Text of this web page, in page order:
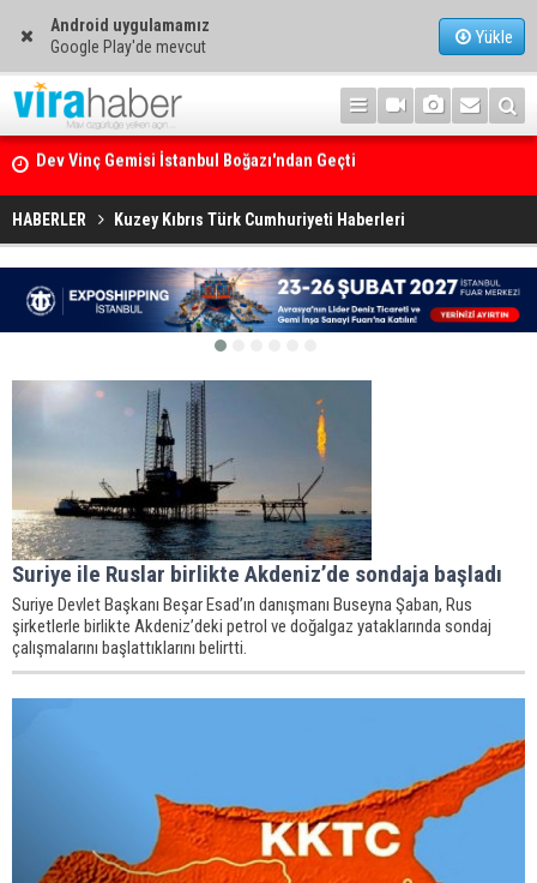
Android uygulamamız
Google Play'de mevcut
Yükle
Ege Denizi’nin En Büyük Mercan Ormanı
HABERLER Kuzey Kıbrıs Türk Cumhuriyeti Haberleri
Suriye ile Ruslar birlikte Akdeniz’de sondaja başladı
Suriye Devlet Başkanı Beşar Esad’ın danışmanı Buseyna Şaban, Rus
şirketlerle birlikte Akdeniz’deki petrol ve doğalgaz yataklarında sondaj
çalışmalarını başlattıklarını belirtti.